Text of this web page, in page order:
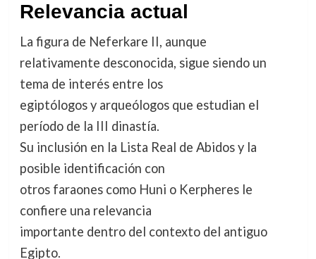
Relevancia actual
La figura de Neferkare II, aunque
relativamente desconocida, sigue siendo un
tema de interés entre los
egiptólogos y arqueólogos que estudian el
período de la III dinastía.
Su inclusión en la Lista Real de Abidos y la
posible identificación con
otros faraones como Huni o Kerpheres le
confiere una relevancia
importante dentro del contexto del antiguo
Egipto.